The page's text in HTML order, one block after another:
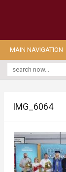
MAIN NAVIGATION
IMG_6064